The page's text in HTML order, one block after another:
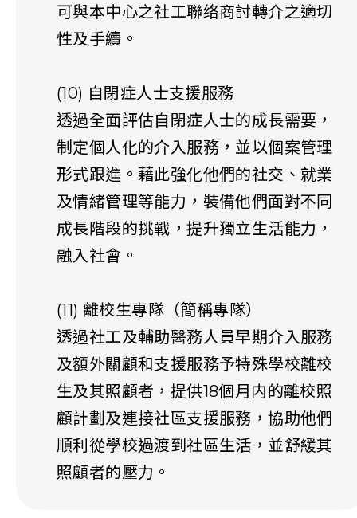
可與本中心之社工聯络商討轉介之適切
性及手續。
(10) 自閉症人士支援服務
透過全面評估自閉症人士的成長需要，
制定個人化的介入服務，並以個案管理
形式跟進。藉此強化他們的社交、就業
及情緒管理等能力，裝備他們面對不同
成長階段的挑戰，提升獨立生活能力，
融入社會。
(11) 離校生專隊（簡稱專隊）
透過社工及輔助醫務人員早期介入服務
及額外關顧和支援服務予特殊學校離校
生及其照顧者，提供18個月内的離校照
顧計劃及連接社區支援服務，協助他們
順利從學校過渡到社區生活，並舒緩其
照顧者的壓力。